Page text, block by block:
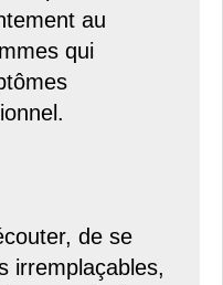
au
qui
de se
irremplaçables,